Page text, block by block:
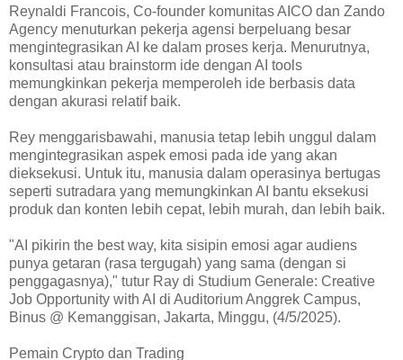
Reynaldi Francois, Co-founder komunitas AICO dan Zando
Agency menuturkan pekerja agensi berpeluang besar
mengintegrasikan AI ke dalam proses kerja. Menurutnya,
konsultasi atau brainstorm ide dengan AI tools
memungkinkan pekerja memperoleh ide berbasis data
dengan akurasi relatif baik.
Rey menggarisbawahi, manusia tetap lebih unggul dalam
mengintegrasikan aspek emosi pada ide yang akan
dieksekusi. Untuk itu, manusia dalam operasinya bertugas
seperti sutradara yang memungkinkan AI bantu eksekusi
produk dan konten lebih cepat, lebih murah, dan lebih baik.
"AI pikirin the best way, kita sisipin emosi agar audiens
punya getaran (rasa tergugah) yang sama (dengan si
penggagasnya)," tutur Ray di Studium Generale: Creative
Job Opportunity with AI di Auditorium Anggrek Campus,
Binus @ Kemanggisan, Jakarta, Minggu, (4/5/2025).
Pemain Crypto dan Trading